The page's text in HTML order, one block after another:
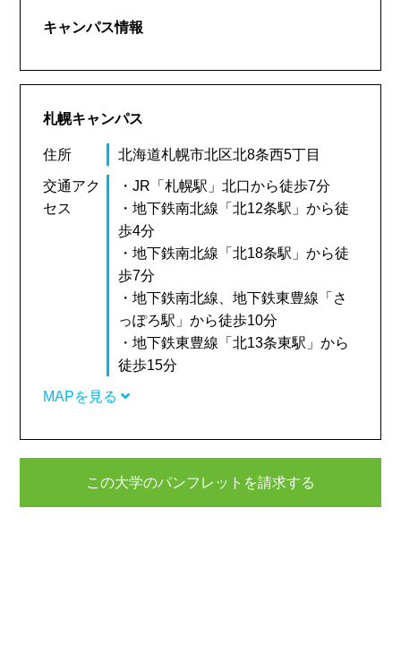
キャンパス情報
札幌キャンパス
住所 北海道札幌市北区北8条西5丁目
交通アク
セス
・JR「札幌駅」北口から徒歩7分
・地下鉄南北線「北12条駅」から徒
歩4分
・地下鉄南北線「北18条駅」から徒
歩7分
・地下鉄南北線、地下鉄東豊線「さ
っぽろ駅」から徒歩10分
・地下鉄東豊線「北13条東駅」から
徒歩15分
MAPを見る
この大学のパンフレットを請求する